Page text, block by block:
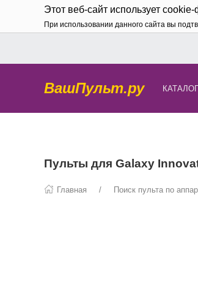
Этот веб-сайт использует
При использовании данного сайта вы
ВашПульт.ру КАТАЛОГ
Пульты для Galaxy
Главная Поиск пульта по